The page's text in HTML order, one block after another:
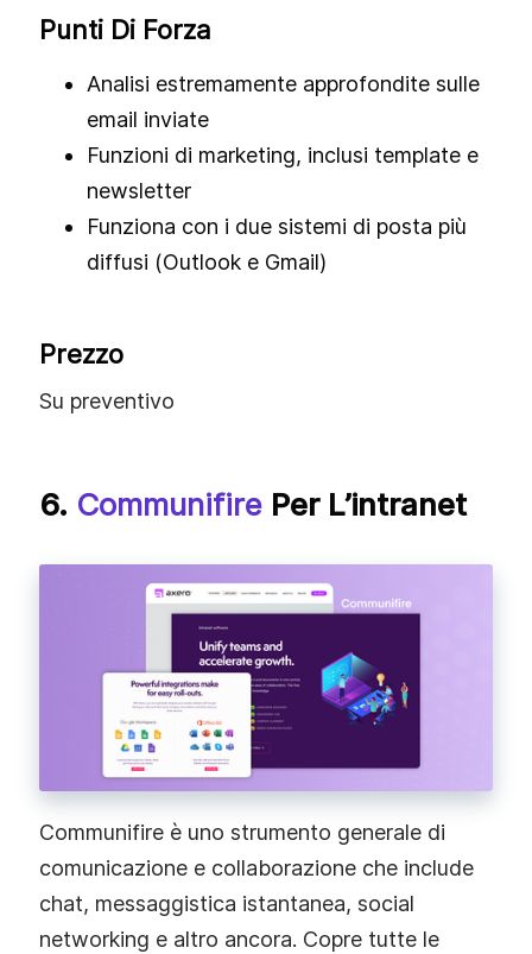
Punti Di Forza
Analisi estremamente approfondite sulle
email inviate
Funzioni di marketing, inclusi template e
newsletter
Funziona con i due sistemi di posta più
diffusi (Outlook e Gmail)
Prezzo
Su preventivo
6. Communifire Per L’intranet
Communifire è uno strumento generale di
comunicazione e collaborazione che include
chat, messaggistica istantanea, social
networking e altro ancora. Copre tutte le